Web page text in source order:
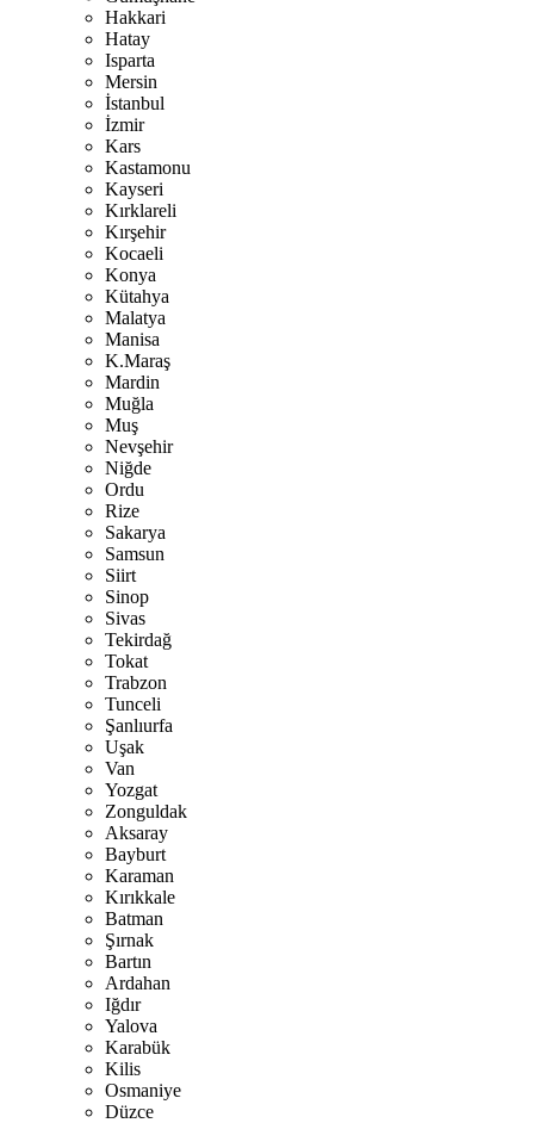
Hakkari
Hatay
Isparta
Mersin
İstanbul
İzmir
Kars
Kastamonu
Kayseri
Kırklareli
Kırşehir
Kocaeli
Konya
Kütahya
Malatya
Manisa
K.Maraş
Mardin
Muğla
Muş
Nevşehir
Niğde
Ordu
Rize
Sakarya
Samsun
Siirt
Sinop
Sivas
Tekirdağ
Tokat
Trabzon
Tunceli
Şanlıurfa
Uşak
Van
Yozgat
Zonguldak
Aksaray
Bayburt
Karaman
Kırıkkale
Batman
Şırnak
Bartın
Ardahan
Iğdır
Yalova
Karabük
Kilis
Osmaniye
Düzce